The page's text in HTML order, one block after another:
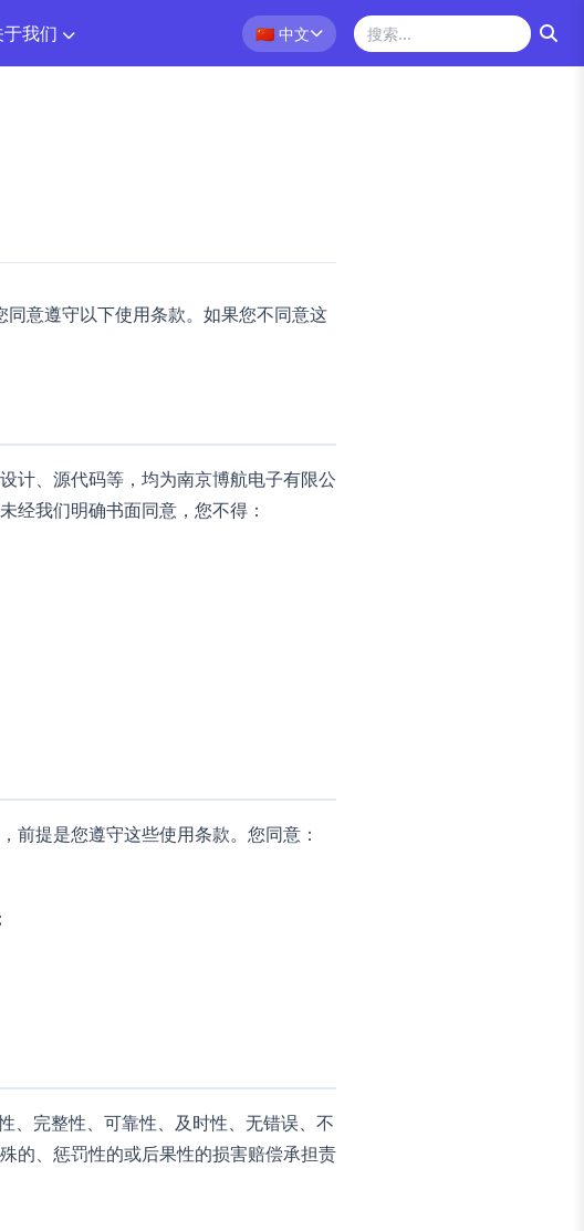
于我们 🇨🇳 中文
意遵守以下使用条款。如果您不同意这
计、源代码等，均为南京博航电子有限公
经我们明确书面同意，您不得：
前提是您遵守这些使用条款。您同意：
、完整性、可靠性、及时性、无错误、不
的、惩罚性的或后果性的损害赔偿承担责